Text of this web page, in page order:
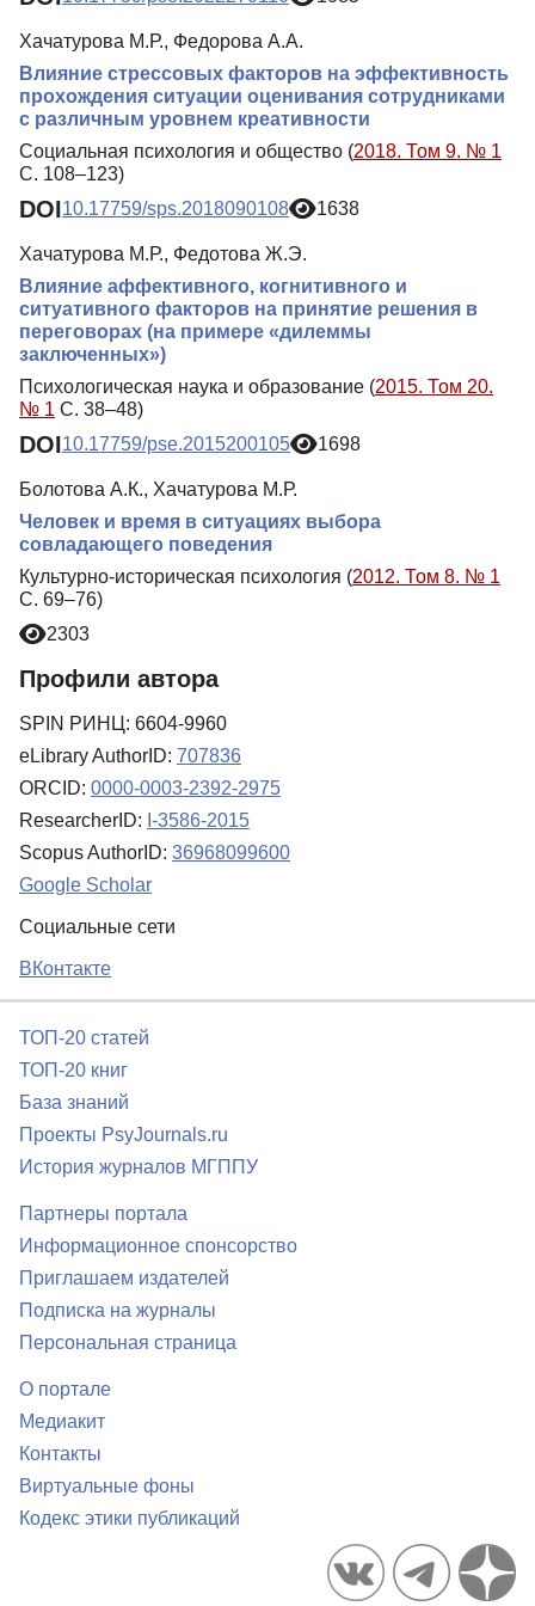
Хачатурова М.Р., Федорова А.А.
Влияние стрессовых факторов на эффективность
прохождения ситуации оценивания сотрудниками
с различным уровнем креативности
Социальная психология и общество (2018. Том 9. № 1
С. 108–123)
DOI10.17759/sps.2018090108 1638
Хачатурова М.Р., Федотова Ж.Э.
Влияние аффективного, когнитивного и
ситуативного факторов на принятие решения в
переговорах (на примере «дилеммы
заключенных»)
Психологическая наука и образование (2015. Том 20.
№ 1 С. 38–48)
DOI10.17759/pse.2015200105 1698
Болотова А.К., Хачатурова М.Р.
Человек и время в ситуациях выбора
совладающего поведения
Культурно-историческая психология (2012. Том 8. № 1
С. 69–76)
2303
Профили автора
SPIN РИНЦ: 6604-9960
eLibrary AuthorID: 707836
ORCID: 0000-0003-2392-2975
ResearcherID: I-3586-2015
Scopus AuthorID: 36968099600
Google Scholar
Социальные сети
ВКонтакте
ТОП-20 статей
ТОП-20 книг
База знаний
Проекты PsyJournals.ru
История журналов МГППУ
Партнеры портала
Информационное спонсорство
Приглашаем издателей
Подписка на журналы
Персональная страница
О портале
Медиакит
Контакты
Виртуальные фоны
Кодекс этики публикаций